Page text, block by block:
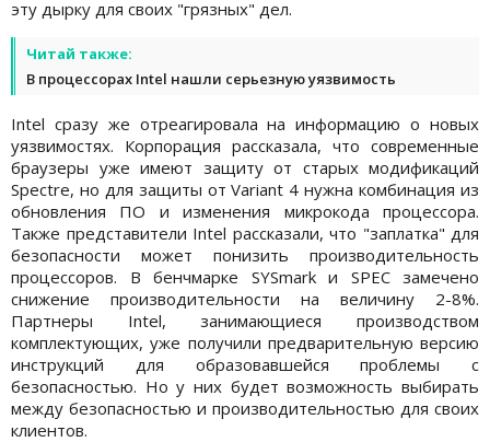
эту дырку для своих "грязных" дел.
Читай также:
В процессорах Intel нашли серьезную уязвимость
Intel сразу же отреагировала на информацию о новых
уязвимостях. Корпорация рассказала, что современные
браузеры уже имеют защиту от старых модификаций
Spectre, но для защиты от Variant 4 нужна комбинация из
обновления ПО и изменения микрокода процессора.
Также представители Intel рассказали, что "заплатка" для
безопасности может понизить производительность
процессоров. В бенчмарке SYSmark и SPEC замечено
снижение производительности на величину 2-8%.
Партнеры Intel, занимающиеся производством
комплектующих, уже получили предварительную версию
инструкций для образовавшейся проблемы с
безопасностью. Но у них будет возможность выбирать
между безопасностью и производительностью для своих
клиентов.